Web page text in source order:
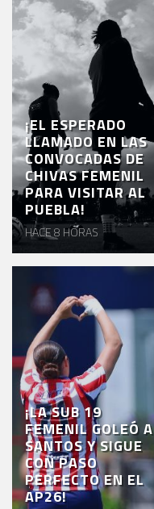
¡EL ESPERADO
LLAMADO EN LAS
CONVOCADAS DE
CHIVAS FEMENIL
PARA VISITAR AL
PUEBLA!
HACE 8 HORAS
¡LA SUB 19
FEMENIL GOLEÓ A
SANTOS Y SIGUE
CON PASO
PERFECTO EN EL
AP26!